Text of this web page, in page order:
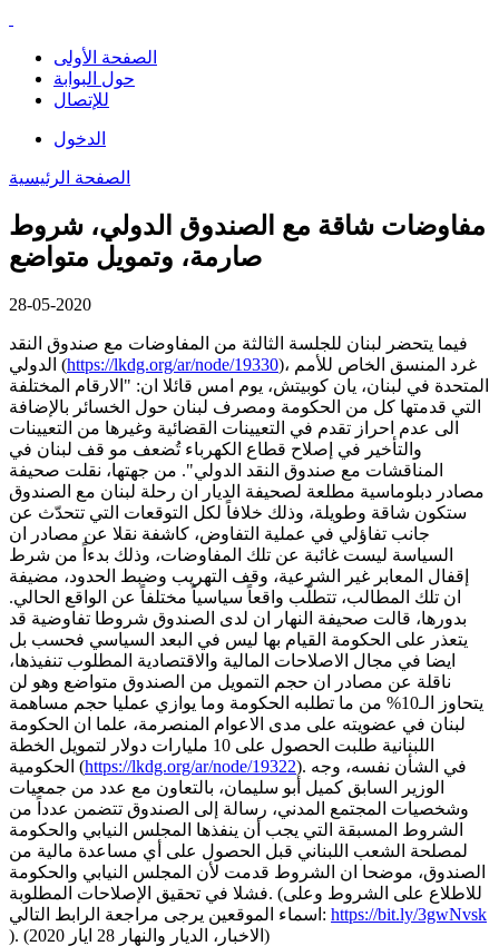
الصفحة الأولى
حول البوابة
للإتصال
الدخول
الصفحة الرئيسية
مفاوضات شاقة مع الصندوق الدولي، شروط
صارمة، وتمويل متواضع
28-05-2020
فيما يتحضر لبنان للجلسة الثالثة من المفاوضات مع صندوق النقد
الدولي (https://lkdg.org/ar/node/19330)، غرد المنسق الخاص للأمم
المتحدة في لبنان، يان كوبيتش، يوم امس قائلا ان: "الارقام المختلفة
التي قدمتها كل من الحكومة ومصرف لبنان حول الخسائر بالإضافة
الى عدم احراز تقدم في التعيينات القضائية وغيرها من التعيينات
والتأخير في إصلاح قطاع الكهرباء تُضعف مو قف لبنان في
المناقشات مع صندوق النقد الدولي". من جهتها، نقلت صحيفة
مصادر دبلوماسية مطلعة لصحيفة الديار ان رحلة لبنان مع الصندوق
ستكون شاقة وطويلة، وذلك خلافاً لكل التوقعات التي تتحدّث عن
جانب تفاؤلي في عملية التفاوض، كاشفة نقلا عن مصادر ان
السياسة ليست غائبة عن تلك المفاوضات، وذلك بدءاً من شرط
إقفال المعابر غير الشرعية، وقف التهريب وضبط الحدود، مضيفة
ان تلك المطالب، تتطلّب واقعاً سياسياً مختلفاً عن الواقع الحالي.
بدورها، قالت صحيفة النهار ان لدى الصندوق شروطا تفاوضية قد
يتعذر على الحكومة القيام بها ليس في البعد السياسي فحسب بل
ايضا في مجال الاصلاحات المالية والاقتصادية المطلوب تنفيذها،
ناقلة عن مصادر ان حجم التمويل من الصندوق متواضع وهو لن
يتحاوز الـ10% من ما تطلبه الحكومة وما يوازي عمليا حجم مساهمة
لبنان في عضويته على مدى الاعوام المنصرمة، علما ان الحكومة
اللبنانية طلبت الحصول على 10 مليارات دولار لتمويل الخطة
الحكومية (https://lkdg.org/ar/node/19322). في الشأن نفسه، وجه
الوزير السابق كميل أبو سليمان، بالتعاون مع عدد من جمعيات
وشخصيات المجتمع المدني، رسالة إلى الصندوق تتضمن عدداً من
الشروط المسبقة التي يجب أن ينفذها المجلس النيابي والحكومة
لمصلحة الشعب اللبناني قبل الحصول على أي مساعدة مالية من
الصندوق، موضحا ان الشروط قدمت لأن المجلس النيابي والحكومة
فشلا في تحقيق الإصلاحات المطلوبة. (للاطلاع على الشروط وعلى
اسماء الموقعين يرجى مراجعة الرابط التالي: https://bit.ly/3gwNvsk
). (الاخبار، الديار والنهار 28 ايار 2020)